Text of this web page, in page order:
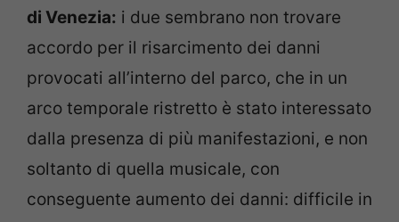
di Venezia: i due sembrano non trovare
accordo per il risarcimento dei danni
provocati all’interno del parco, che in un
arco temporale ristretto è stato interessato
dalla presenza di più manifestazioni, e non
soltanto di quella musicale, con
conseguente aumento dei danni: difficile in